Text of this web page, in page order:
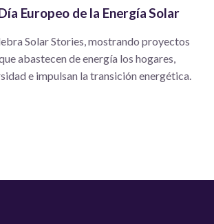
Europeo de la Energía Solar
Solar Stories, mostrando proyectos
abastecen de energía los hogares,
e impulsan la transición energética.